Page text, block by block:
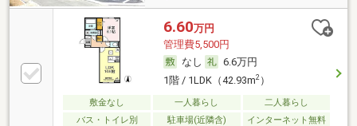
6.60万円
管理費5,500円
なし
6.6万円
1階 / 1LDK（42.93m2）
敷金なし 一人暮らし
二人暮らし
バス・トイレ別
駐車場(近隣含) インターネット無料